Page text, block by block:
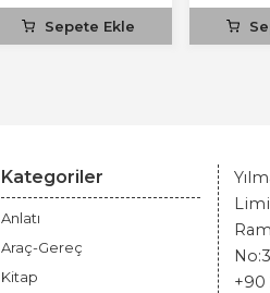
Sepete Ekle
Kategoriler
Anlatı
Araç-Gereç
Kitap
+90